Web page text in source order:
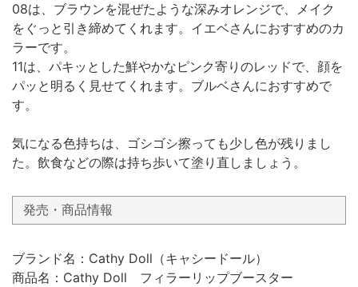
08は、ブラウンを混ぜたような深みオレンジで、メイク
をぐっと引き締めてくれます。イエベさんにおすすめのカ
ラーです。
11は、パキッとした鮮やかなピンク寄りのレッドで、顔を
パッと明るく見せてくれます。ブルベさんにおすすめで
す。
気になる色持ちは、ゴシゴシ擦っても少し色が残りまし
た。飲食などの際は持ち歩いて塗り直しましょう。
発売・商品情報
ブランド名：Cathy Doll（キャシードール）
商品名：Cathy Doll フィラーリップブースター